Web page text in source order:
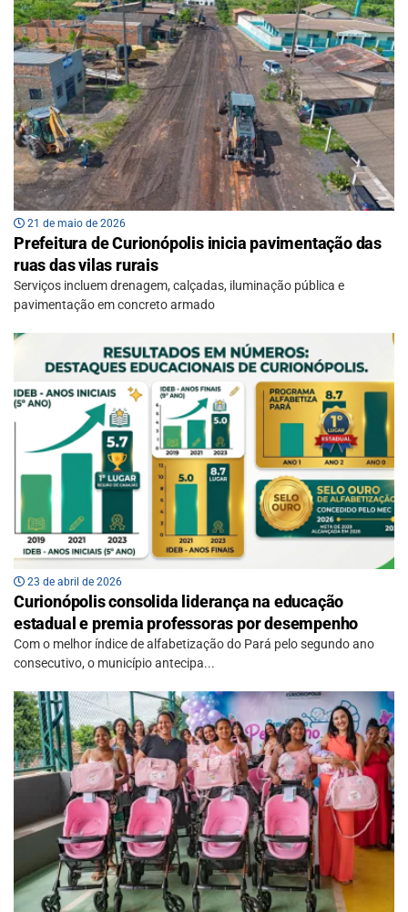
21 de maio de 2026
Prefeitura de Curionópolis inicia pavimentação das
ruas das vilas rurais
Serviços incluem drenagem, calçadas, iluminação pública e
pavimentação em concreto armado
23 de abril de 2026
Curionópolis consolida liderança na educação
estadual e premia professoras por desempenho
Com o melhor índice de alfabetização do Pará pelo segundo ano
consecutivo, o município antecipa...